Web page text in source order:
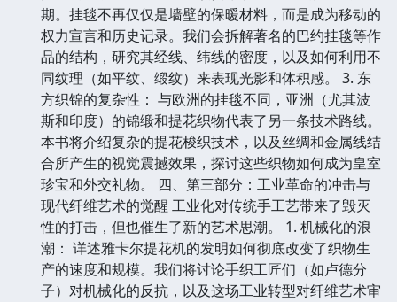
期。挂毯不再仅仅是墙壁的保暖材料，而是成为移动的
权力宣言和历史记录。我们会拆解著名的巴约挂毯等作
品的结构，研究其经线、纬线的密度，以及如何利用不
同纹理（如平纹、缎纹）来表现光影和体积感。 3. 东
方织锦的复杂性： 与欧洲的挂毯不同，亚洲（尤其波
斯和印度）的锦缎和提花织物代表了另一条技术路线。
本书将介绍复杂的提花梭织技术，以及丝绸和金属线结
合所产生的视觉震撼效果，探讨这些织物如何成为皇室
珍宝和外交礼物。 四、第三部分：工业革命的冲击与
现代纤维艺术的觉醒 工业化对传统手工艺带来了毁灭
性的打击，但也催生了新的艺术思潮。 1. 机械化的浪
潮： 详述雅卡尔提花机的发明如何彻底改变了织物生
产的速度和规模。我们将讨论手织工匠们（如卢德分
子）对机械化的反抗，以及这场工业转型对纤维艺术审